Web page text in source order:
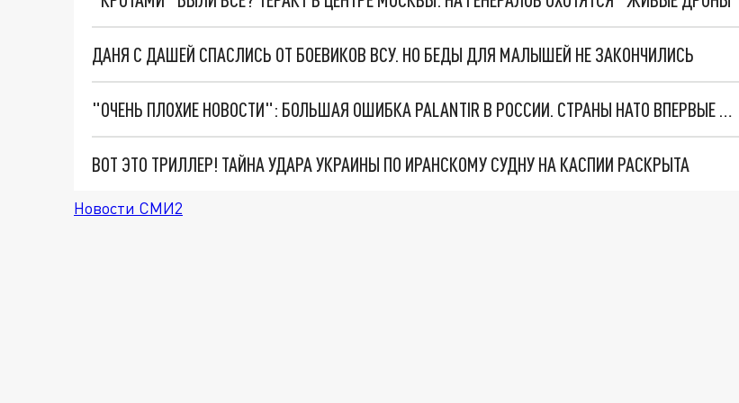
ДАНЯ С ДАШЕЙ СПАСЛИСЬ ОТ БОЕВИКОВ ВСУ. НО БЕДЫ ДЛЯ МАЛЫШЕЙ НЕ ЗАКОНЧИЛИСЬ
"ОЧЕНЬ ПЛОХИЕ НОВОСТИ": БОЛЬШАЯ ОШИБКА PALANTIR В РОССИИ. СТРАНЫ НАТО ВПЕРВЫЕ ЗА СВО ОСТАНОВИЛИ ПОСТАВКИ ОРУЖИЯ. ВСУ ТЕРЯЮТ ПРИГРАНИЧЬЕ?
ВОТ ЭТО ТРИЛЛЕР! ТАЙНА УДАРА УКРАИНЫ ПО ИРАНСКОМУ СУДНУ НА КАСПИИ РАСКРЫТА
Новости СМИ2